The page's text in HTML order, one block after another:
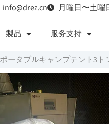
info@drez.cn 月曜日〜土曜
製品 服务支持
ポータブルキャンプテント3ト